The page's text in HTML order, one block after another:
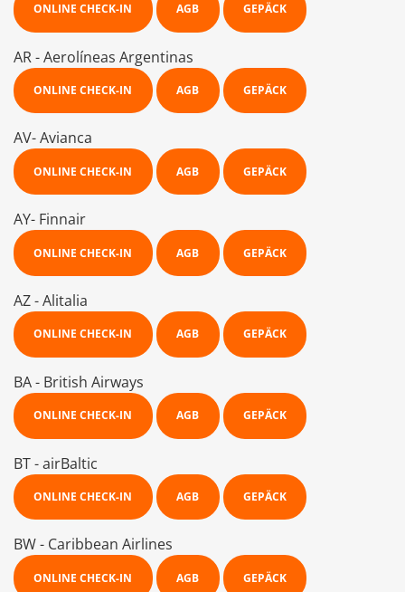
ONLINE CHECK-IN AGB GEPÄCK
AR - Aerolíneas Argentinas
ONLINE CHECK-IN AGB GEPÄCK
AV- Avianca
ONLINE CHECK-IN AGB GEPÄCK
AY- Finnair
ONLINE CHECK-IN AGB GEPÄCK
AZ - Alitalia
ONLINE CHECK-IN AGB GEPÄCK
BA - British Airways
ONLINE CHECK-IN AGB GEPÄCK
BT - airBaltic
ONLINE CHECK-IN AGB GEPÄCK
BW - Caribbean Airlines
ONLINE CHECK-IN AGB GEPÄCK